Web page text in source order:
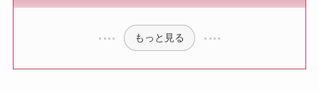
もっと見る